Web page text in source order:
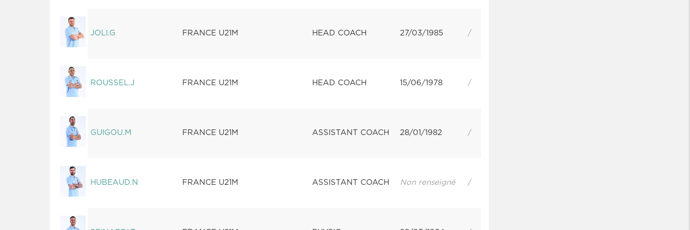
JOLI.G FRANCE U21M HEAD COACH 27/03/1985 /
ROUSSEL.J FRANCE U21M HEAD COACH 15/06/1978 /
GUIGOU.M FRANCE U21M ASSISTANT COACH 28/01/1982 /
HUBEAUD.N FRANCE U21M ASSISTANT COACH Non renseigné /